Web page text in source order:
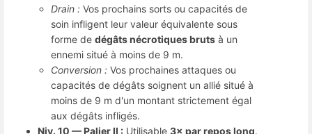
Drain : Vos prochains sorts ou capacités de
soin infligent leur valeur équivalente sous
forme dedégâts nécrotiques bruts à un
ennemi situé à moins de 9 m.
Conversion : Vos prochaines attaques ou
capacités de dégâts soignent un allié situé à
moins de 9 m d'un montant strictement égal
aux dégâts infligés.
Niv. 10 — Palier II : Utilisable 3× par repos long.